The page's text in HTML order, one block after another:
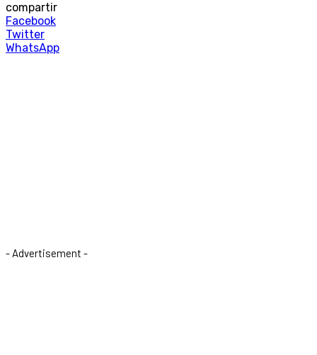
compartir
Facebook
Twitter
WhatsApp
- Advertisement -